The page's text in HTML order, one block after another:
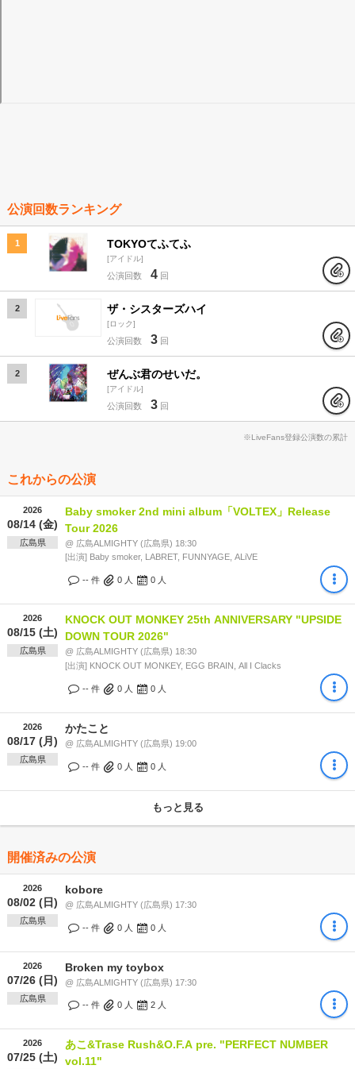
公演回数ランキング
1 TOKYOてふてふ
アイドル
公演回数 4 回
2 ザ・シスターズハイ
ロック
公演回数 3 回
2 ぜんぶ君のせいだ。
アイドル
公演回数 3 回
※LiveFans登録公演数の累計
これからの公演
2026
08/14 (金)
広島県
Baby smoker 2nd mini album「VOLTEX」Release
Tour 2026
@ 広島ALMIGHTY (広島県) 18:30
[出演] Baby smoker, LABRET, FUNNYAGE, ALiVE
-- 件 0 人 0 人
2026
08/15 (土)
広島県
KNOCK OUT MONKEY 25th ANNIVERSARY "UPSIDE
DOWN TOUR 2026"
@ 広島ALMIGHTY (広島県) 18:30
[出演] KNOCK OUT MONKEY, EGG BRAIN, All I Clacks
-- 件 0 人 0 人
2026
08/17 (月)
広島県
かたこと
@ 広島ALMIGHTY (広島県) 19:00
-- 件 0 人 0 人
もっと見る
開催済みの公演
2026
08/02 (日)
広島県
kobore
@ 広島ALMIGHTY (広島県) 17:30
-- 件 0 人 0 人
2026
07/26 (日)
広島県
Broken my toybox
@ 広島ALMIGHTY (広島県) 17:30
-- 件 0 人 2 人
2026
07/25 (土)
あこ&Trase Rush&O.F.A pre. "PERFECT NUMBER
vol.11"